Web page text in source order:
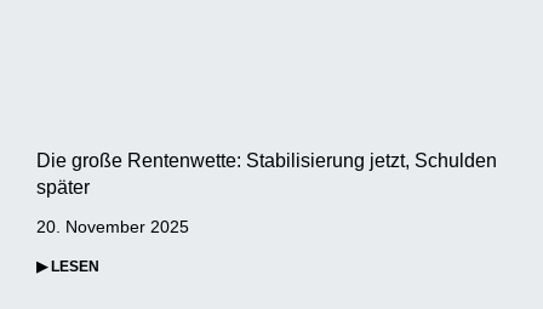
Die große Rentenwette: Stabilisierung jetzt, Schulden
später
20. November 2025
▶ LESEN